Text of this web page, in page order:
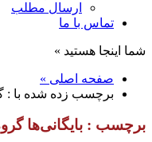
ارسال مطلب
تماس با ما
شما اینجا هستید »
صفحه اصلی »
برچسب زده شده با :
برچسب : بایگانی‌ها